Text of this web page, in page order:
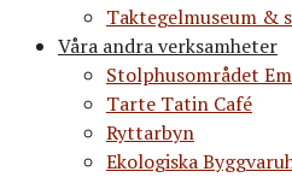
Taktegelmuseum &
Våra andra verksamheter
Stolphusområdet
Tarte Tatin Café
Ryttarbyn
Ekologiska